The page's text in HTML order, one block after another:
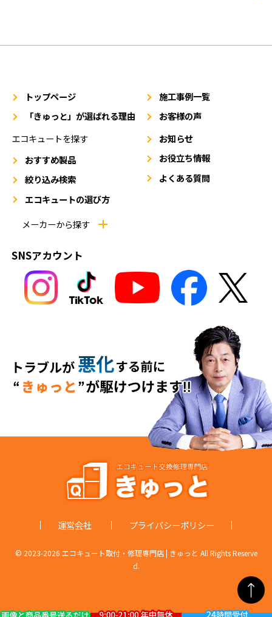
トップページ
「きゅっと」が選ばれる理由
エコキュートを探す
おすすめ製品
絞り込み検索
エコキュートの選び方
メーカーから探す
施工事例一覧
お客様の声
お知らせ
お役立ち情報
よくある質問
SNSアカウント
運営会社 プライバシーポリシー
© 2023-2026 エコキュート取付・修理専門店 | きゅっと All Rights Reserve
d.